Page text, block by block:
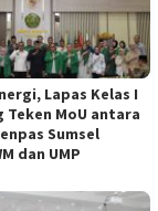
Lapas Kelas I
Teken MoU antara
Sumsel
dan UMP